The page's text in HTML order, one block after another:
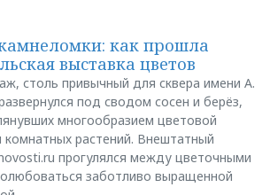
как прошла
выставка цветов
столь привычный для сквера имени А.
под сводом сосен и берёз,
многообразием цветовой
растений. Внештатный
прогулялся между цветочными
заботливо выращенной